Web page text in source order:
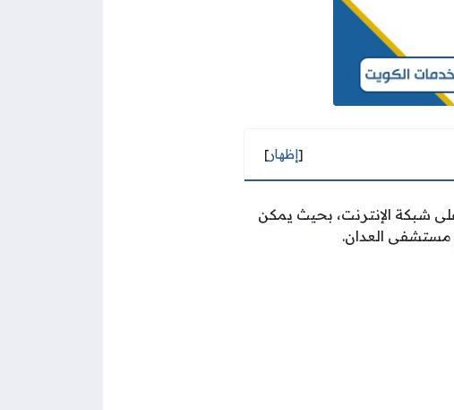
[إظهار]
شبكة الإنترنت، بحيث يمكن
مستشفى العدان.